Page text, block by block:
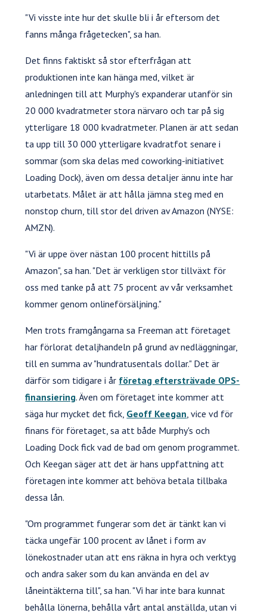
"Vi visste inte hur det skulle bli i år eftersom det
fanns många frågetecken", sa han.
Det finns faktiskt så stor efterfrågan att
produktionen inte kan hänga med, vilket är
anledningen till att Murphy's expanderar utanför sin
20 000 kvadratmeter stora närvaro och tar på sig
ytterligare 18 000 kvadratmeter. Planen är att sedan
ta upp till 30 000 ytterligare kvadratfot senare i
sommar (som ska delas med coworking-initiativet
Loading Dock), även om dessa detaljer ännu inte har
utarbetats. Målet är att hålla jämna steg med en
nonstop churn, till stor del driven av Amazon (NYSE:
AMZN).
"Vi är uppe över nästan 100 procent hittills på
Amazon", sa han. "Det är verkligen stor tillväxt för
oss med tanke på att 75 procent av vår verksamhet
kommer genom onlineförsäljning."
Men trots framgångarna sa Freeman att företaget
har förlorat detaljhandeln på grund av nedläggningar,
till en summa av "hundratusentals dollar." Det är
därför som tidigare i år företag eftersträvade OPS-
finansiering. Även om företaget inte kommer att
säga hur mycket det fick, Geoff Keegan , vice vd för
finans för företaget, sa att både Murphy's och
Loading Dock fick vad de bad om genom programmet.
Och Keegan säger att det är hans uppfattning att
företagen inte kommer att behöva betala tillbaka
dessa lån.
"Om programmet fungerar som det är tänkt kan vi
täcka ungefär 100 procent av lånet i form av
lönekostnader utan att ens räkna in hyra och verktyg
och andra saker som du kan använda en del av
låneintäkterna till", sa han. "Vi har inte bara kunnat
behålla lönerna, behålla vårt antal anställda, utan vi